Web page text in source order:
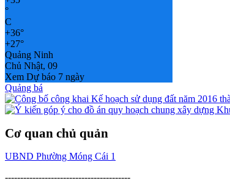
°
C
+36°
+27°
Quảng Ninh
Chủ Nhật, 09
Xem Dự báo 7 ngày
Quảng bá
Cơ quan chủ quản
UBND Phường Móng Cái 1
-----------------------------------------